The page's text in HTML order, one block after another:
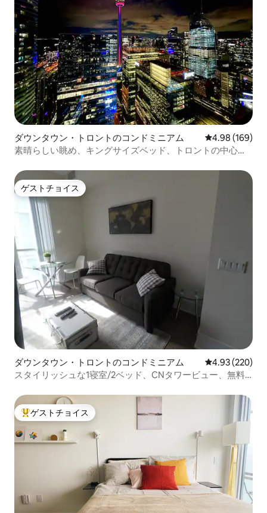
ダウンタウン・トロントのコンドミニアム レビュー169
4.98 (169)
素晴らしい眺め、キングサイズベッド、トロントの中心
ゲストチョイス
ゲストチョイス
ダウンタウン・トロントのコンドミニアム レビュー220
4.93 (220)
スタイリッシュな1寝室/2ベッド、CNタワービュー、無料
大好評のゲストチョイスです。
ゲストチョイス